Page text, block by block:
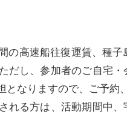
高速船往復運賃、種子
だし、参加者のご自宅
なりますので、ご予約
れる方は、活動期間中